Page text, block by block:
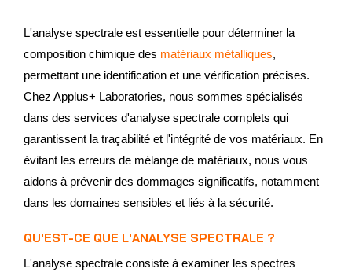
L'analyse spectrale est essentielle pour déterminer la
composition chimique des matériaux métalliques,
permettant une identification et une vérification précises.
Chez Applus+ Laboratories, nous sommes spécialisés
dans des services d'analyse spectrale complets qui
garantissent la traçabilité et l'intégrité de vos matériaux. En
évitant les erreurs de mélange de matériaux, nous vous
aidons à prévenir des dommages significatifs, notamment
dans les domaines sensibles et liés à la sécurité.
QU'EST-CE QUE L'ANALYSE SPECTRALE ?
L'analyse spectrale consiste à examiner les spectres